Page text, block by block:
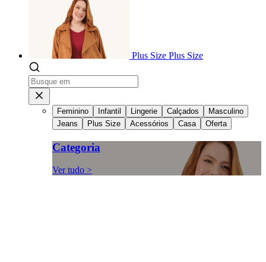
Plus Size Plus Size
Feminino Infantil Lingerie Calçados
Masculino
Jeans
Plus Size Acessórios Casa Oferta
Categoria
Ver tudo >